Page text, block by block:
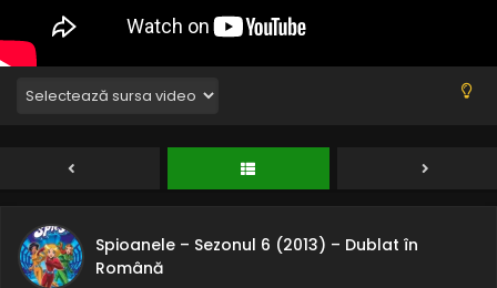
Spioanele – Sezonul 6 (2013) – Dublat în
Română
Spioanele – Sezonul 6 Episodul 18 – Schimbare
Totală Reloaded
Spioanele – Sezonul 6 Episodul 17 – Lil Dude
Spioanele – Sezonul 6 Episodul 16 – Trent
înnebunește